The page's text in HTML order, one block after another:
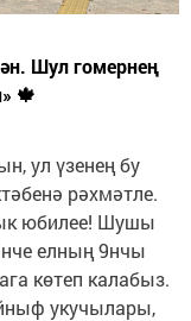
Шул гомернең
🍁
ул үзенең бу
рәхмәтле.
юбилее! Шушы
елның 9нчы
көтеп калабыз.
укучылары,